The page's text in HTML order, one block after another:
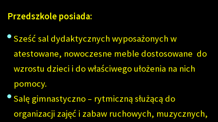
Przedszkole posiada:
Sześć sal dydaktycznych wyposażonych w
atestowane, nowoczesne meble dostosowane do
wzrostu dzieci i do właściwego ułożenia na nich
pomocy.
Salę gimnastyczno – rytmiczną służącą do
organizacji zajęć i zabaw ruchowych, muzycznych,